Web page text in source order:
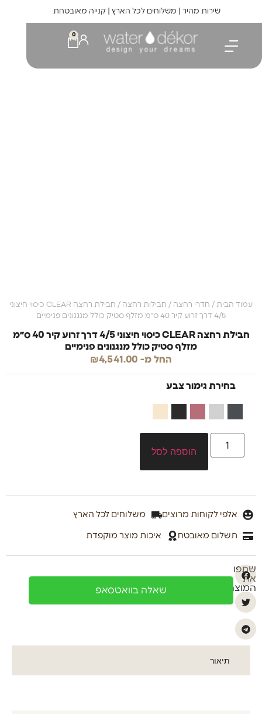
שירות מהיר | משלוחים לכל הארץ | קנייה מאובטחת
0
עמוד הבית / חדרי רחצה / חבילות רחצה
/ חבילת רחצה CLEAR כיסוי חיצוני
4/5 דרך זרוע קיר 40 ס״מ מזלף סטיק כולל מנגנונים פנימיים
חבילת רחצה CLEAR כיסוי חיצוני 4/5 דרך זרוע קיר 40 ס״מ
מזלף סטיק כולל מנגנונים פנימיים
החל מ-
₪4,541.00
בחירת גימור צבע
הוספה לסל
אלפי לקוחות מרוצים משלוחים לכל הארץ
תשלום מאובטח איכות מוצר מוקפדת
שתפו
את
המוצר
שאלה בוואטסאפ
תיאור